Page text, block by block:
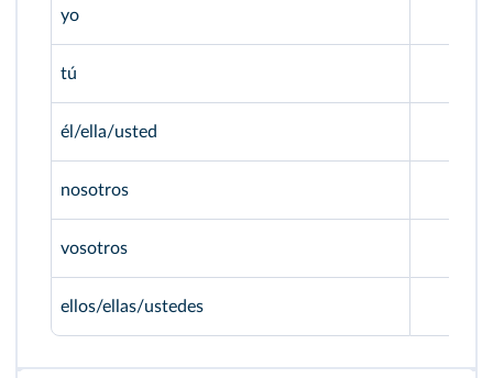
yo
tú
él/ella/usted
nosotros
vosotros
ellos/ellas/ustedes